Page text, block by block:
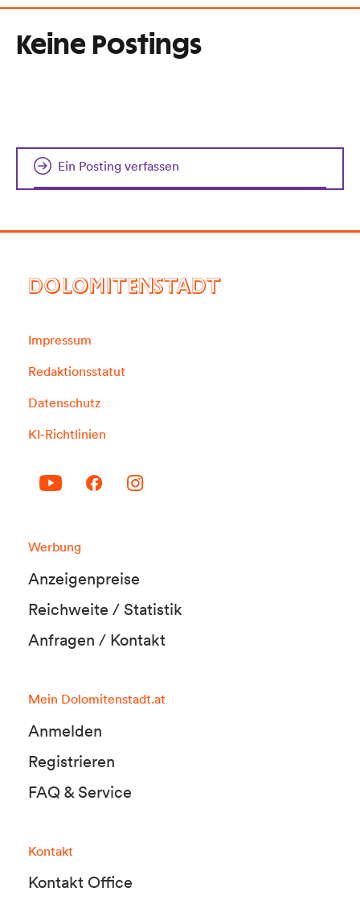
Keine Postings
Ein Posting verfassen
DOLOMITENSTADT
Impressum
Redaktionsstatut
Datenschutz
KI-Richtlinien
Werbung
Anzeigenpreise
Reichweite / Statistik
Anfragen / Kontakt
Mein Dolomitenstadt.at
Anmelden
Registrieren
FAQ & Service
Kontakt
Kontakt Office